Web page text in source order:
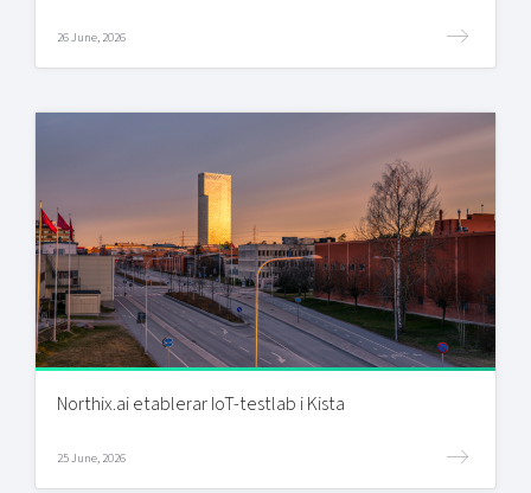
26 June, 2026
Northix.ai etablerar IoT-testlab i Kista
25 June, 2026